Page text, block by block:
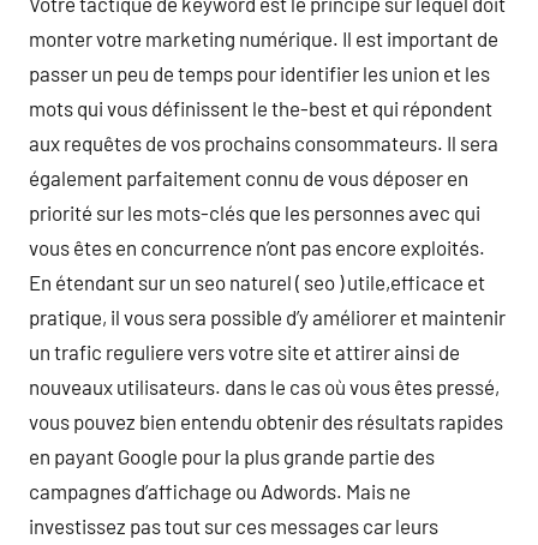
monter votre marketing numérique. Il est important de
passer un peu de temps pour identifier les union et les
mots qui vous définissent le the-best et qui répondent
aux requêtes de vos prochains consommateurs. Il sera
également parfaitement connu de vous déposer en
priorité sur les mots-clés que les personnes avec qui
vous êtes en concurrence n’ont pas encore exploités.
En étendant sur un seo naturel ( seo ) utile,efficace et
pratique, il vous sera possible d’y améliorer et maintenir
un trafic reguliere vers votre site et attirer ainsi de
nouveaux utilisateurs. dans le cas où vous êtes pressé,
vous pouvez bien entendu obtenir des résultats rapides
en payant Google pour la plus grande partie des
campagnes d’affichage ou Adwords. Mais ne
investissez pas tout sur ces messages car leurs